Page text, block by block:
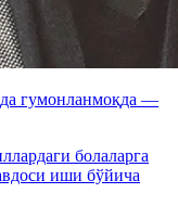
гумонланмоқда —
болаларга
иши бўйича